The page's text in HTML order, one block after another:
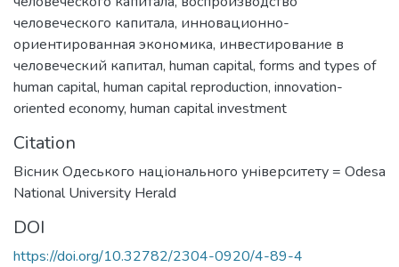
человеческого капитала, инновационно-
ориентированная экономика, инвестирование в
человеческий капитал, human capital, forms and types of
human capital, human capital reproduction, innovation-
oriented economy, human capital investment
Citation
Вісник Одеського національного університету = Odesa
National University Herald
DOI
https://doi.org/10.32782/2304-0920/4-89-4